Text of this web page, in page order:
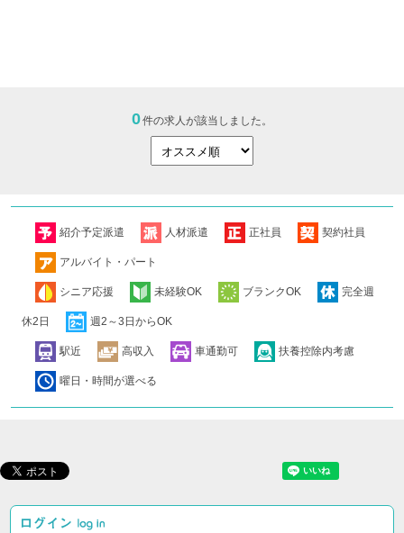
0件の求人が該当しました。
紹介予定派遣 人材派遣 正社員 契約社員
アルバイト・パート
シニア応援 未経験OK ブランクOK 完全週
休2日 週2～3日からOK
駅近 高収入 車通勤可 扶養控除内考慮
曜日・時間が選べる